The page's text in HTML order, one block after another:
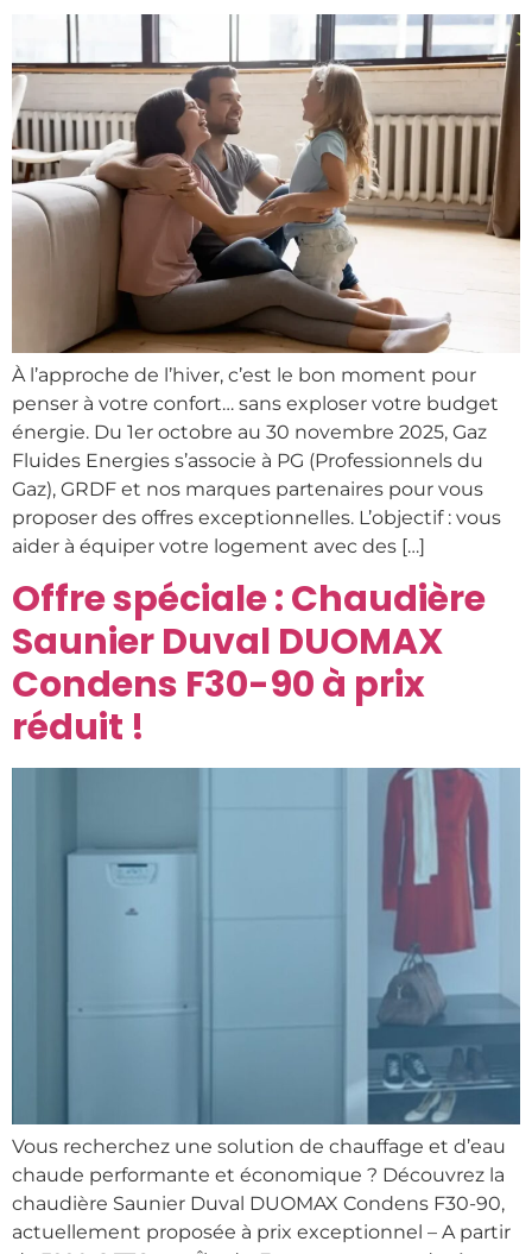
À l’approche de l’hiver, c’est le bon moment pour
penser à votre confort… sans exploser votre budget
énergie. Du 1er octobre au 30 novembre 2025, Gaz
Fluides Energies s’associe à PG (Professionnels du
Gaz), GRDF et nos marques partenaires pour vous
proposer des offres exceptionnelles. L’objectif : vous
aider à équiper votre logement avec des […]
Offre spéciale : Chaudière
Saunier Duval DUOMAX
Condens F30-90 à prix
réduit !
Vous recherchez une solution de chauffage et d’eau
chaude performante et économique ? Découvrez la
chaudière Saunier Duval DUOMAX Condens F30-90,
actuellement proposée à prix exceptionnel – A partir